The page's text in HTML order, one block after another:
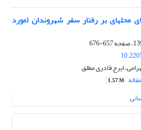
تحلیل تأثیر عملکردهای محله‎ای بر رفتار سفر شهروندان (مورد
657-676
ایرج قادری مطلق
1.57 M